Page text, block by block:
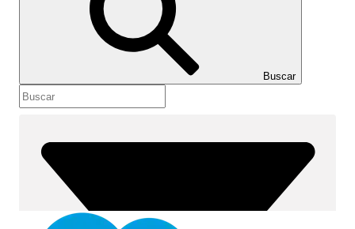
Mostrar índice de
materias
Índice de materias
Buscar